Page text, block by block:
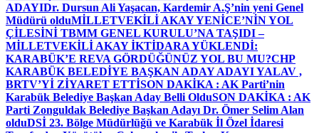
ADAYIDr. Dursun Ali Yaşacan, Kardemir A.Ş’nin yeni Genel
Müdürü olduMİLLETVEKİLİ AKAY YENİCE’NİN YOL
ÇİLESİNİ TBMM GENEL KURULU’NA TAŞIDI –
MİLLETVEKİLİ AKAY İKTİDARA YÜKLENDİ:
KARABÜK’E REVA GÖRDÜĞÜNÜZ YOL BU MU?CHP
KARABÜK BELEDİYE BAŞKAN ADAY ADAYI YALAV ,
BRTV’Yİ ZİYARET ETTİSON DAKİKA : AK Parti’nin
Karabük Belediye Başkan Aday Belli OlduSON DAKİKA : AK
Parti Zonguldak Belediye Başkan Adayı Dr. Ömer Selim Alan
olduDSİ 23. Bölge Müdürlüğü ve Karabük İl Özel İdaresi